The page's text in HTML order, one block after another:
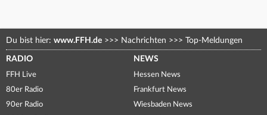
Du bist hier: www.FFH.de >>> Nachrichten >>> Top-Meldungen
RADIO
FFH Live
80er Radio
90er Radio
NEWS
Hessen News
Frankfurt News
Wiesbaden News